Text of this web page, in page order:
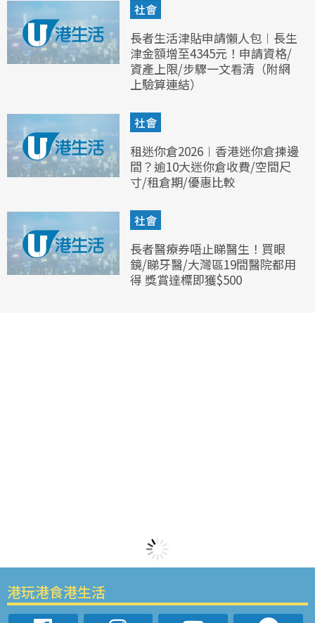
社會
長者生活津貼申請懶人包︱長生
津金額增至4345元！申請資格/
資產上限/步驟一文看清（附網
上驗算連結）
社會
租迷你倉2026︱香港迷你倉揀邊
間？逾10大迷你倉收費/空間尺
寸/租倉期/優惠比較
社會
長者醫療券唔止睇醫生！買眼
鏡/睇牙醫/大灣區19間醫院都用
得 獎賞達標即獲$500
港玩港食港生活